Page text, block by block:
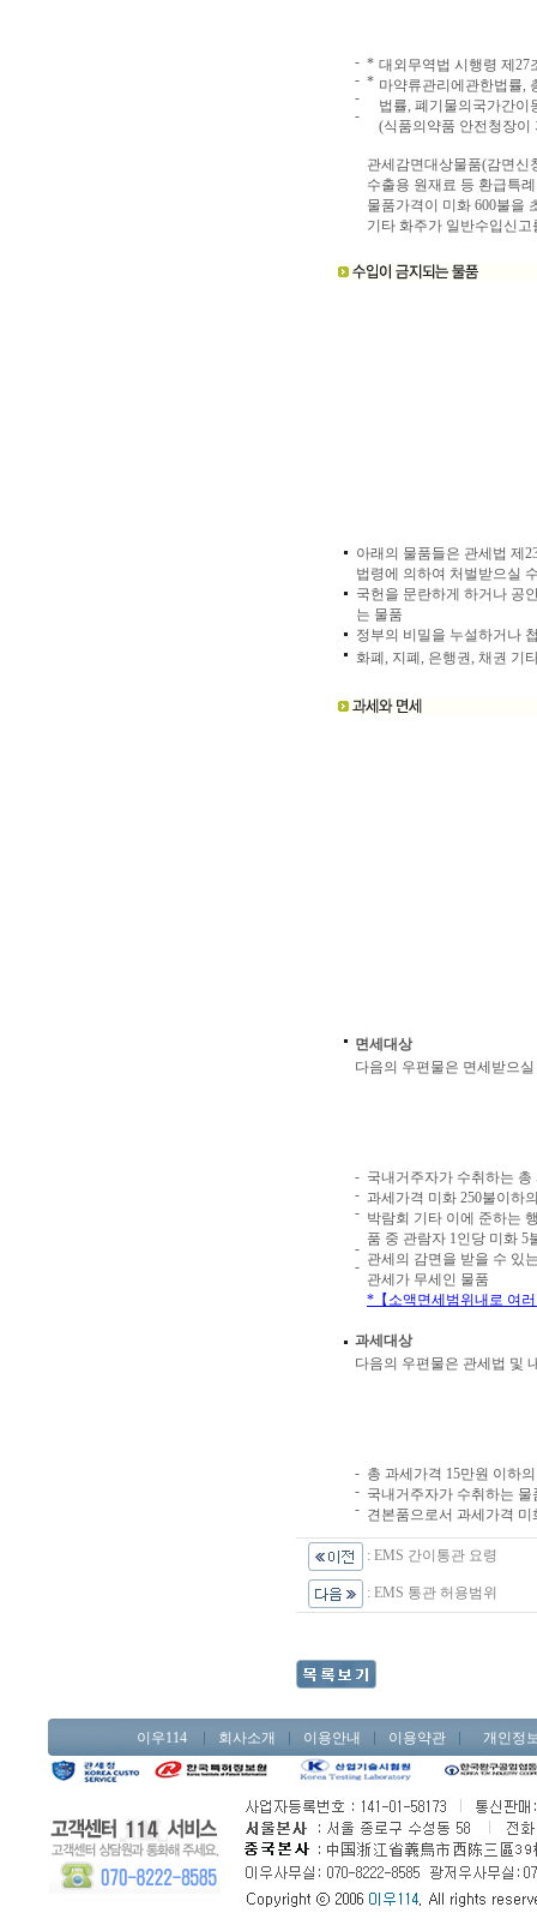
-
-
-
-
*
*
대외무역법 시행령 제27
마약류관리에관한법률,
법률, 폐기물의국가간이
(식품의약품 안전청장이
관세감면대상물품(감면신
수출용 원재료 등 환급특
물품가격이 미화 600불을
기타 화주가 일반수입신
아래의 물품들은 관세법 제
법령에 의하여 처벌받으실
국헌을 문란하게 하거나 공
는 물품
정부의 비밀을 누설하거나
화폐, 지폐, 은행권, 채권 기
면세대상
다음의 우편물은 면세받으
-
-
-
-
-
국내거주자가 수취하는
과세가격 미화 250불이하
박람회 기타 이에 준하는
품 중 관람자 1인당 미화
관세의 감면을 받을 수 있
관세가 무세인 물품
*【소액면세범위내로 여
과세대상
다음의 우편물은 관세법 및
-
-
-
총 과세가격 15만원 이하
국내거주자가 수취하는
견본품으로서 과세가격
: EMS 간이통관 요령
: EMS 통관 허용범위
이우114 회사소개 이용안내 이용약관 개인정